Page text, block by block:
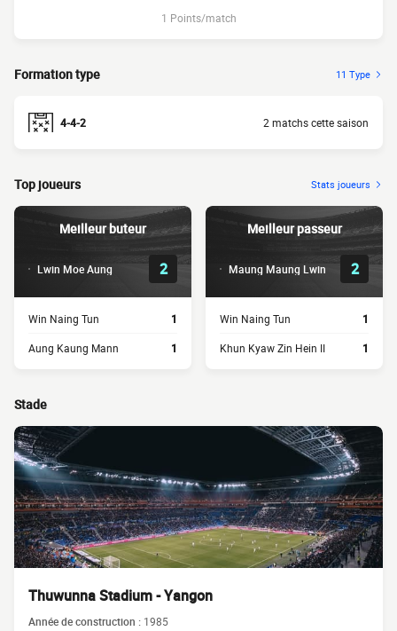
1 Points/match
Formation type 11 Type
4-4-2 2 matchs cette saison
Top joueurs Stats joueurs
Meilleur buteur
Lwin Moe Aung 2
Win Naing Tun 1
Aung Kaung Mann 1
Meilleur passeur
Maung Maung Lwin 2
Win Naing Tun 1
Khun Kyaw Zin Hein II 1
Stade
Thuwunna Stadium - Yangon
Année de construction : 1985